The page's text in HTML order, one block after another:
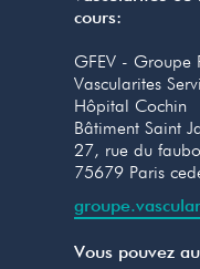
cours:
GFEV - Groupe
Vascularites
Hôpital Cochin
Bâtiment Saint
27, rue du
75679 Paris
Vous pouvez